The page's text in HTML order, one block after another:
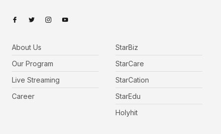
About Us
Our Program
Live Streaming
Career
StarBiz
StarCare
StarCation
StarEdu
Holyhit